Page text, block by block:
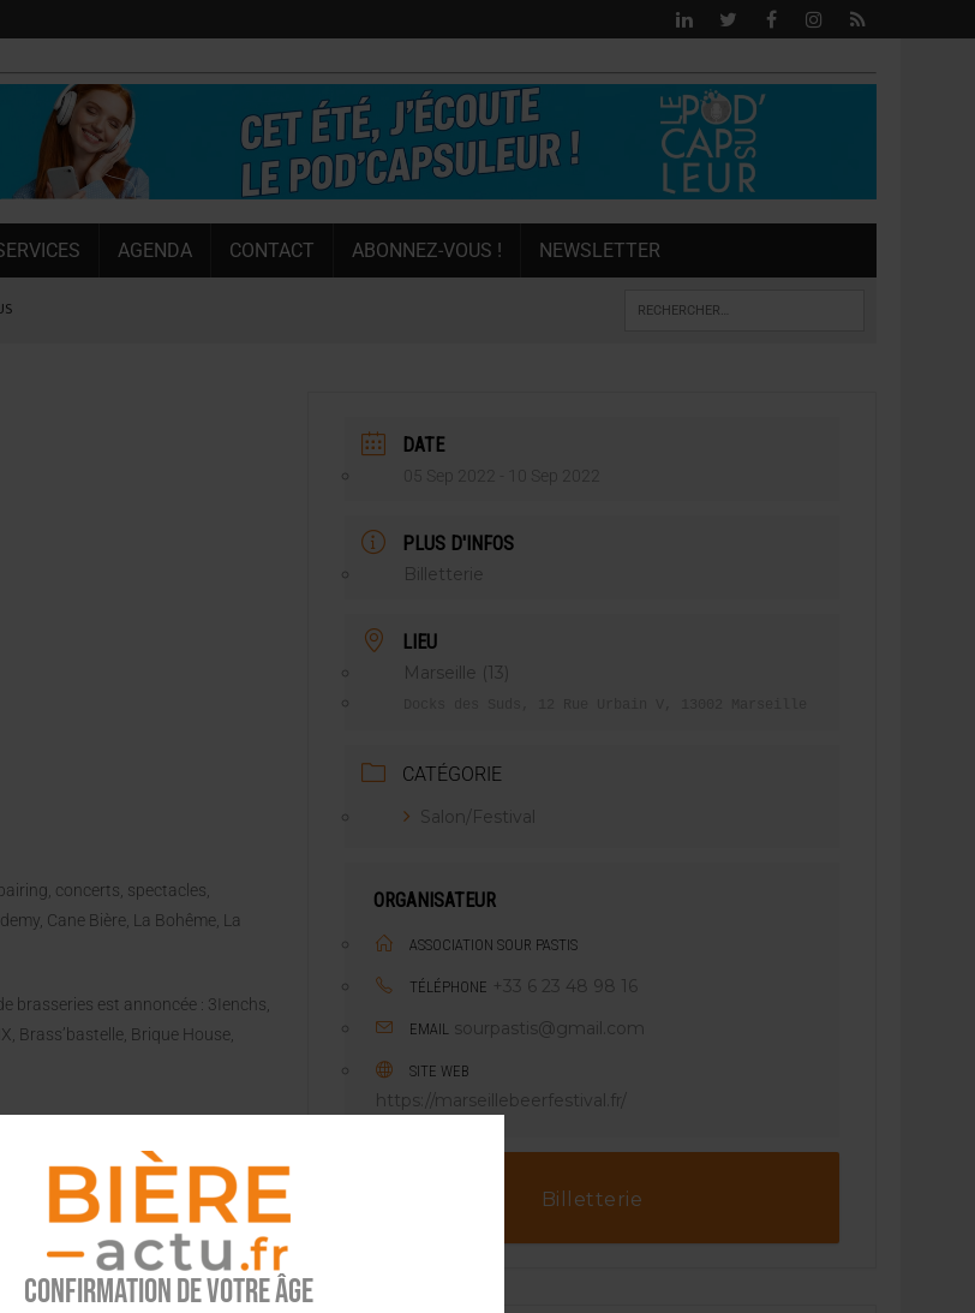
Confirmation de votre âge
AGENDA CONTACT ABONNEZ-VOUS ! NEWSLETTER
concerts, spectacles,
Cane Bière, La Bohême, La
brasseries est annoncée : 3Ienchs,
Brass’bastelle, Brique House,
en bouteille dans tous les lieux
DATE
05 Sep 2022 - 10 Sep 2022
PLUS D'INFOS
Billetterie
LIEU
Marseille (13)
CATÉGORIE
Salon/Festival
ORGANISATEUR
ASSOCIATION SOUR PASTIS
TÉLÉPHONE +33 6 23 48 98 16
EMAIL sourpastis@gmail.com
SITE WEB
https://marseillebeerfestival.fr/
Billetterie